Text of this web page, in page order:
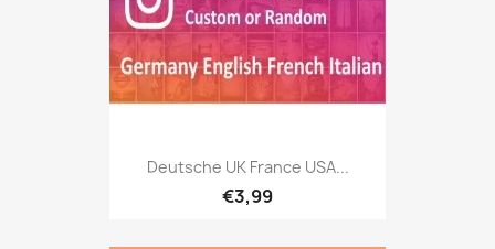
Deutsche UK France USA...
€3,99